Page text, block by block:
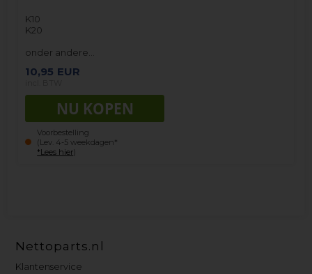
K10
K20
onder andere…
10,95 EUR
Voorbestelling
(Lev. 4-5 weekdagen*
*Lees hier)
Nettoparts.nl
Klantenservice